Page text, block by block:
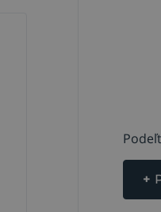
+